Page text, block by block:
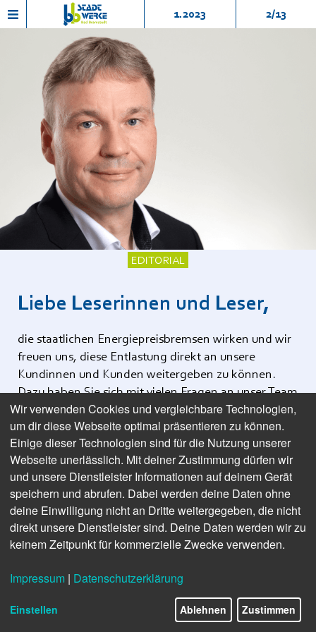
1.2023 2/13
EDITORIAL
Liebe Leserinnen und Leser,
die staatlichen Energiepreisbremsen wirken und wir
freuen uns, diese Entlastung direkt an unsere
Kundinnen und Kunden weitergeben zu können.
Dazu haben Sie sich mit vielen Fragen an unser Team
im Servicehaus gewendet – es ging meist um
Abschläge, Zeiträume und Preise. Auch wir mussten
uns in die ständigen Neuerungen erst „reinfuchsen“.
Doch wie Sie es von Ihren Stadtwerken gewohnt
sind, können Sie sich auf eine genaue und
transparente Umsetzung der Preisbremsen bei
Strom, Gas und Fernwärme verlassen.
Bei der Energiebeschaffung nutzen wir die
jetzt Strom und Gas fürs kommende Jahr ein. Wir
sind zuversichtlich, dass Sie dann von den erzielten
Preisvorteilen profitieren werden. Den Kundenkreis
Wir verwenden Cookies und vergleichbare Technologien,
um dir diese Webseite optimal präsentieren zu können.
Einige dieser Technologien sind für die Nutzung unserer
Webseite unerlässlich. Mit deiner Zustimmung dürfen wir
und unsere Dienstleister Informationen auf deinem Gerät
speichern und abrufen. Dabei werden deine Daten ohne
deine Einwilligung nicht an Dritte weitergegeben, die nicht
direkt unsere Dienstleister sind. Deine Daten werden wir zu
keinem Zeitpunkt für kommerzielle Zwecke verwenden.
Impressum | Datenschutzerklärung
Einstellen Ablehnen Zustimmen